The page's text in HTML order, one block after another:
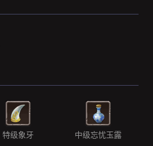
特级象牙 中级忘忧玉露